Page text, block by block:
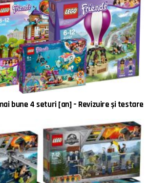
bune 4 seturi [an] – Revizuire și testare